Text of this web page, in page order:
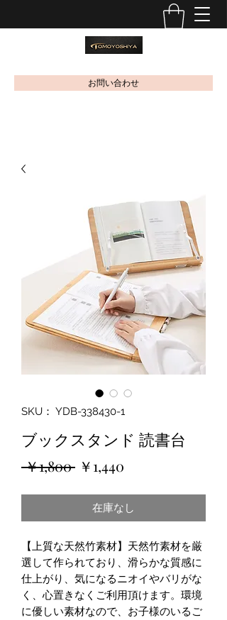
お問い合わせ
SKU： YDB-338430-1
ブックスタンド 読書台
￥1,800 通￥1,440
ル
格
在庫なし
【上質な天然竹素材】天然竹素材を厳
選して作られており、滑らかな質感に
仕上がり、気になるニオイやバリがな
く、心置きなくご利用頂けます。環境
に優しい素材なので、お子様のいるご